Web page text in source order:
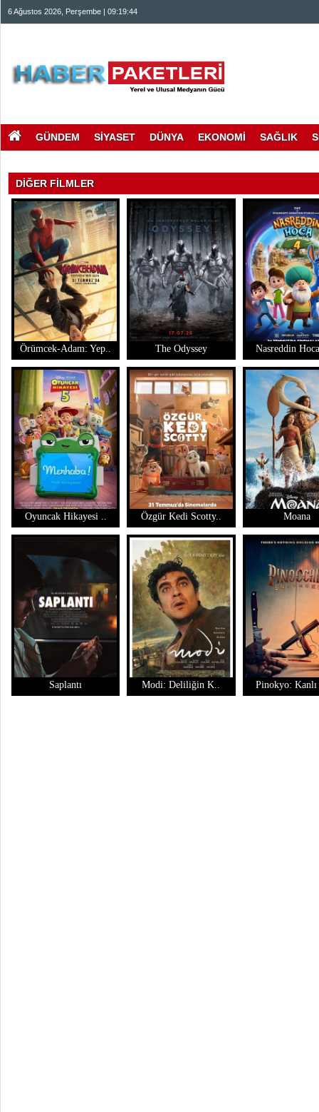
6 Ağustos 2026, Perşembe | 09:19:45
GÜNDEM SİYASET DÜNYA EKONOMİ SAĞLIK
DİĞER FİLMLER
Örümcek-Adam: Yep.. The Odyssey Nasreddin
Oyuncak Hikayesi .. Özgür Kedi Scotty.. Moana
Saplantı Modi: Deliliğin K.. Pinokyo: